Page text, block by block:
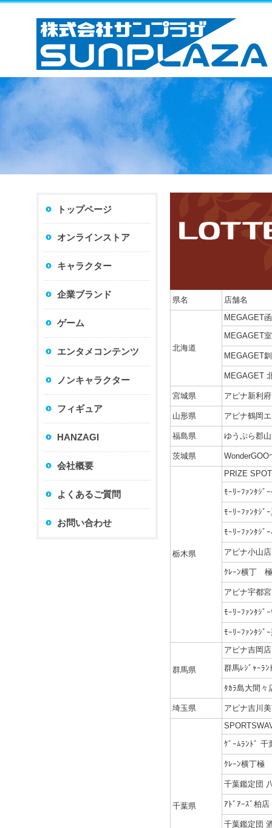
トップページ
オンラインストア
キャラクター
企業ブランド
ゲーム
エンタメコンテンツ
ノンキャラクター
フィギュア
HANZAGI
会社概要
よくあるご質問
お問い合わせ
県名 店舗名
北海道
MEGAGET
MEGAGET
MEGAGET
MEGAGET
宮城県 アピナ新利
山形県 アピナ鶴岡
福島県 ゆうぷら郡
茨城県 WonderGOO
栃木県
PRIZE
ﾓｰﾘｰﾌｧﾝﾀｼﾞ
ﾓｰﾘｰﾌｧﾝﾀｼﾞ
ﾓｰﾘｰﾌｧﾝﾀｼﾞ
アピナ小山店
ｸﾚｰﾝ横丁
アピナ宇都
ﾓｰﾘｰﾌｧﾝﾀｼﾞ
ﾓｰﾘｰﾌｧﾝﾀｼﾞ
群馬県
アピナ吉岡店
群馬ﾚｼﾞｬｰﾗﾝ
ﾀｶﾗ島大間々
埼玉県 アピナ吉川
千葉県
ｹﾞｰﾑﾗﾝﾄﾞ 千
ｸﾚｰﾝ横丁極
千葉鑑定団
ｱﾄﾞｱｰｽﾞ柏店
千葉鑑定団